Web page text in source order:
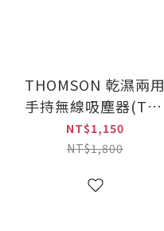
THOMSON 乾濕兩用
手持無線吸塵器(TM-
SAV16D)
NT$1,150
NT$1,800